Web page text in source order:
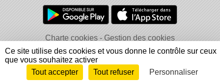
Charte cookies
Gestion des cookies
Informations légales
Signaler un contenu inapproprié
Envie de participer ? Connexion
Ce site utilise des cookies et vous donne le contrôle sur ceux
que vous souhaitez activer
Tout accepter
Tout refuser Personnaliser